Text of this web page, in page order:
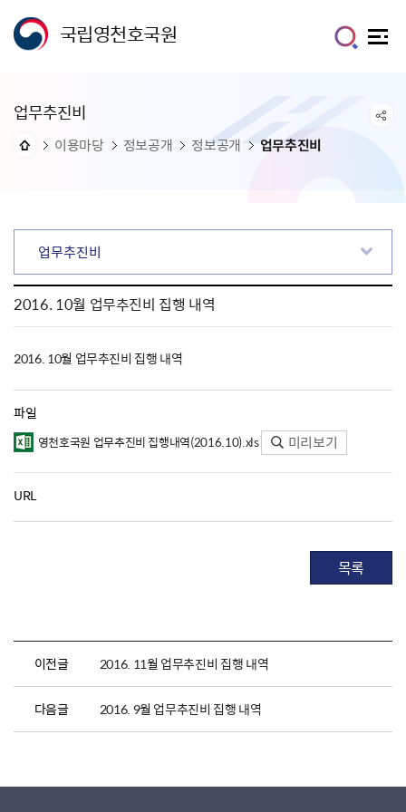
국립영천호국원
업무추진비
이용마당 정보공개 정보공개 업무추진비
업무추진비
2016. 10월 업무추진비 집행 내역
2016. 10월 업무추진비 집행 내역
파일
영천호국원 업무추진비 집행내역(2016.10).xls 미리보기
URL
목록
이전글 2016. 11월 업무추진비 집행 내역
다음글 2016. 9월 업무추진비 집행 내역